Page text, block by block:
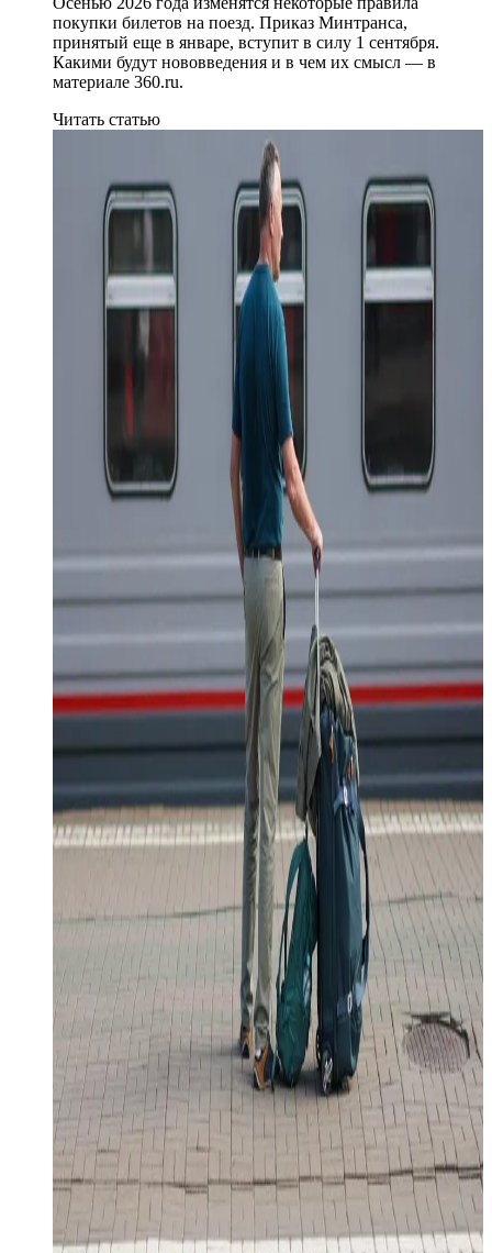
покупки билетов на поезд. Приказ Минтранса,
принятый еще в январе, вступит в силу 1 сентября.
Какими будут нововведения и в чем их смысл — в
материале 360.ru.
Читать статью